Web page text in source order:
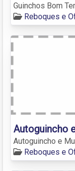
Guinchos Bom
Reboques e
Autoguincho
Autoguincho e
Reboques e